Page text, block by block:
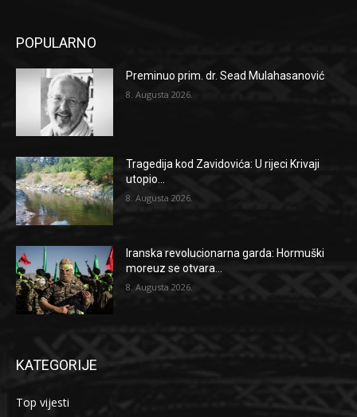
POPULARNO
Preminuo prim. dr. Sead Mulahasanović
8. Augusta 2026.
Tragedija kod Zavidovića: U rijeci Krivaji
utopio...
8. Augusta 2026.
Iranska revolucionarna garda: Hormuški
moreuz se otvara...
8. Augusta 2026.
KATEGORIJE
Top vijesti